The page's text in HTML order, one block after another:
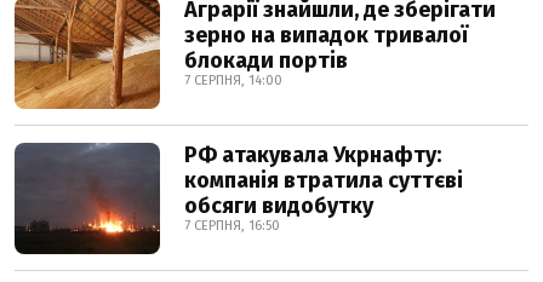
Аграрії знайшли, де зберігати
зерно на випадок тривалої
блокади портів
7 СЕРПНЯ, 14:00
РФ атакувала Укрнафту:
компанія втратила суттєві
обсяги видобутку
7 СЕРПНЯ, 16:50